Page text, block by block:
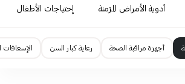
أدوية الأمراض المزمنة إحتياجات الأطفال
أجهزة مراقبة الصحة رعاية كبار السن الإسعافات